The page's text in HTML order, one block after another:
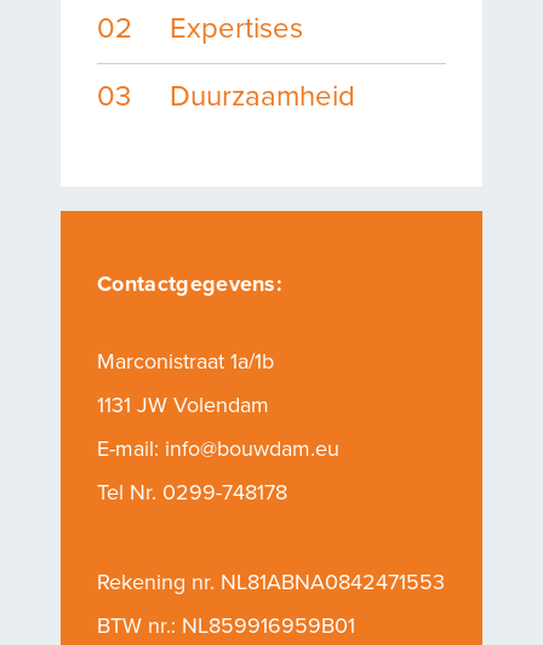
Portfolio
Over ons
Vacatures
Contact
02
Expertises
03
Duurzaamheid
Contactgegevens:
Marconistraat 1a/1b
1131 JW Volendam
E-mail: info@bouwdam.eu
Tel Nr. 0299-748178
Rekening nr. NL81ABNA0842471553
BTW nr.: NL859916959B01